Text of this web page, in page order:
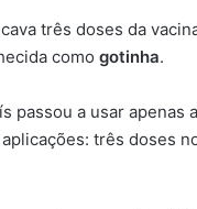
três doses da
comogotinha.
passou a usar apenas
três doses